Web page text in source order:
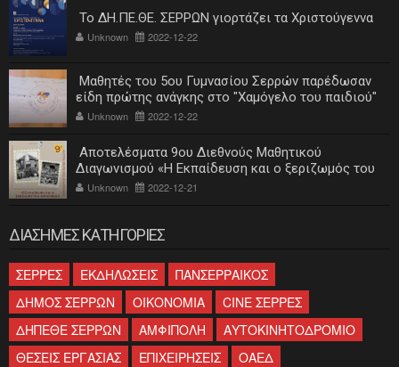
Το ΔΗ.ΠΕ.ΘΕ. ΣΕΡΡΩΝ γιορτάζει τα Χριστούγεννα
Unknown 2022-12-22
Μαθητές του 5ου Γυμνασίου Σερρών παρέδωσαν
είδη πρώτης ανάγκης στο "Χαμόγελο του παιδιού"
Unknown 2022-12-22
Αποτελέσματα 9ου Διεθνούς Μαθητικού
Διαγωνισμού «Η Εκπαίδευση και ο ξεριζωμός του
ελληνισμού»
Unknown 2022-12-21
ΔΙΑΣΗΜΕΣ ΚΑΤΗΓΟΡΙΕΣ
ΣΕΡΡΕΣ ΕΚΔΗΛΩΣΕΙΣ
ΠΑΝΣΕΡΡΑΙΚΟΣ
ΔΗΜΟΣ ΣΕΡΡΩΝ
ΟΙΚΟΝΟΜΙΑ
CINE ΣΕΡΡΕΣ
ΔΗΠΕΘΕ ΣΕΡΡΩΝ
ΑΜΦΙΠΟΛΗ
ΑΥΤΟΚΙΝΗΤΟΔΡΟΜΙΟ
ΘΕΣΕΙΣ ΕΡΓΑΣΙΑΣ
ΕΠΙΧΕΙΡΗΣΕΙΣ
ΟΑΕΔ